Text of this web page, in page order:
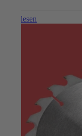
Weiterlesen